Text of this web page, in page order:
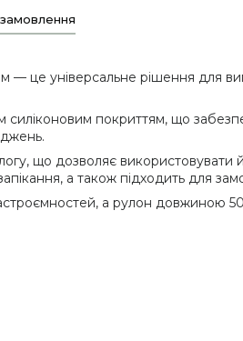
це універсальне рішення для
силіконовим покриттям, що
що дозволяє
а також підходить для
а рулон довжиною 50